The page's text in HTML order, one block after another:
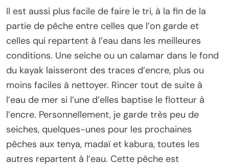
Il est aussi plus facile de faire le tri, à la fin de la
partie de pêche entre celles que l’on garde et
celles qui repartent à l’eau dans les meilleures
conditions. Une seiche ou un calamar dans le fond
du kayak laisseront des traces d’encre, plus ou
moins faciles à nettoyer. Rincer tout de suite à
l’eau de mer si l’une d’elles baptise le flotteur à
l’encre. Personnellement, je garde très peu de
seiches, quelques-unes pour les prochaines
pêches aux tenya, madaï et kabura, toutes les
autres repartent à l’eau. Cette pêche est